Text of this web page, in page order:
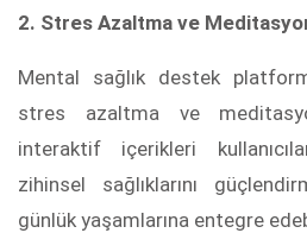
2. Stres Azaltma ve
Mental sağlık destek
stres azaltma ve
interaktif içerikleri
zihinsel sağlıklarını
günlük yaşamlarına entegre